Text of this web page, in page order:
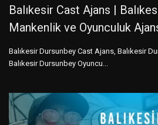
Balıkesir Cast Ajans |
Mankenlik ve Oyunculuk
Balıkesir Dursunbey Cast Ajans, Balıkesir
Balıkesir Dursunbey Oyuncu...